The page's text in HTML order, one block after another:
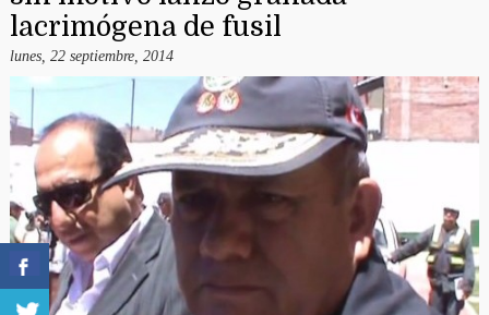
lacrimógena de fusil
lunes, 22 septiembre, 2014